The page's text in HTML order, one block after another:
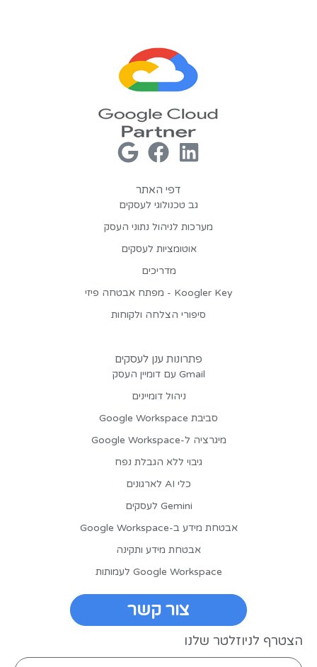
צור קשר
הצטרף לניוזלטר שלנו
פתרונות ענן לעסקים
Gmail עם דומיין העסק
ניהול דומיינים
סביבת Google Workspace
מיגרציה ל-Google Workspace
גיבוי ללא הגבלת נפח
כלי AI לארגונים
Gemini לעסקים
אבטחת מידע ב-Google Workspace
אבטחת מידע ותקינה
Google Workspace לעמותות
דפי האתר
גב טכנולוגי לעסקים
מערכות לניהול נתוני העסק
אוטומציות לעסקים
מדריכים
Koogler Key - מפתח אבטחה פיזי
סיפורי הצלחה ולקוחות